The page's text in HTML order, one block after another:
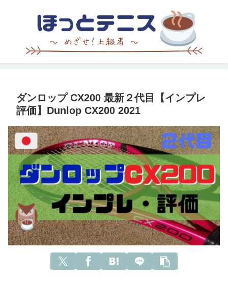
ダンロップ CX200 最新２代目【インプレ
評価】Dunlop CX200 2021